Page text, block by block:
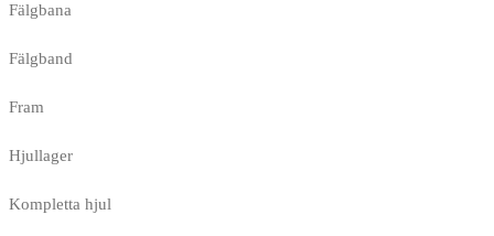
Fälgbana
Fälgband
Fram
Hjullager
Kompletta hjul